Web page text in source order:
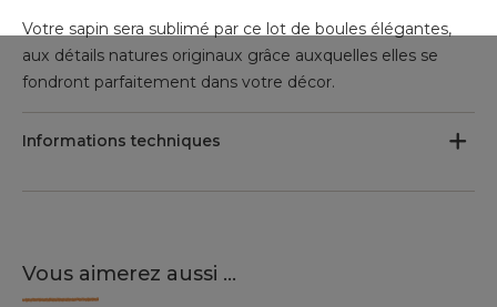
Votre sapin sera sublimé par ce lot de boules élégantes,
aux détails natures originaux grâce auxquelles elles se
fondront parfaitement dans votre décor.
Informations techniques
Vous aimerez aussi ...